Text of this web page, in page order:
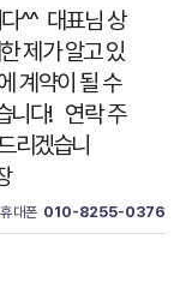
^^ 대표님 상
제가 알고 있
계약이 될 수
니다! 연락 주
리겠습니
휴대폰 010-8255-0376